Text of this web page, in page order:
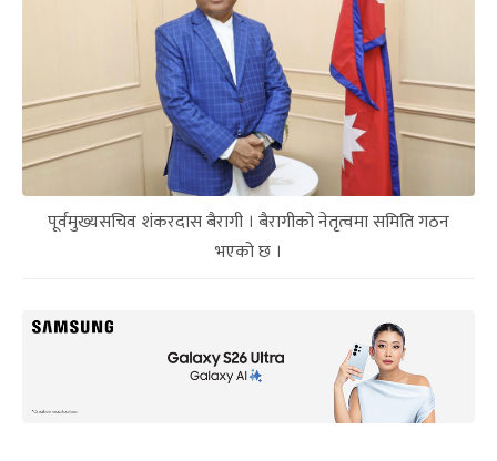
पूर्वमुख्यसचिव शंकरदास बैरागी । बैरागीको नेतृत्वमा समिति गठन
भएको छ ।